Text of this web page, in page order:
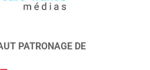
PATRONAGE DE